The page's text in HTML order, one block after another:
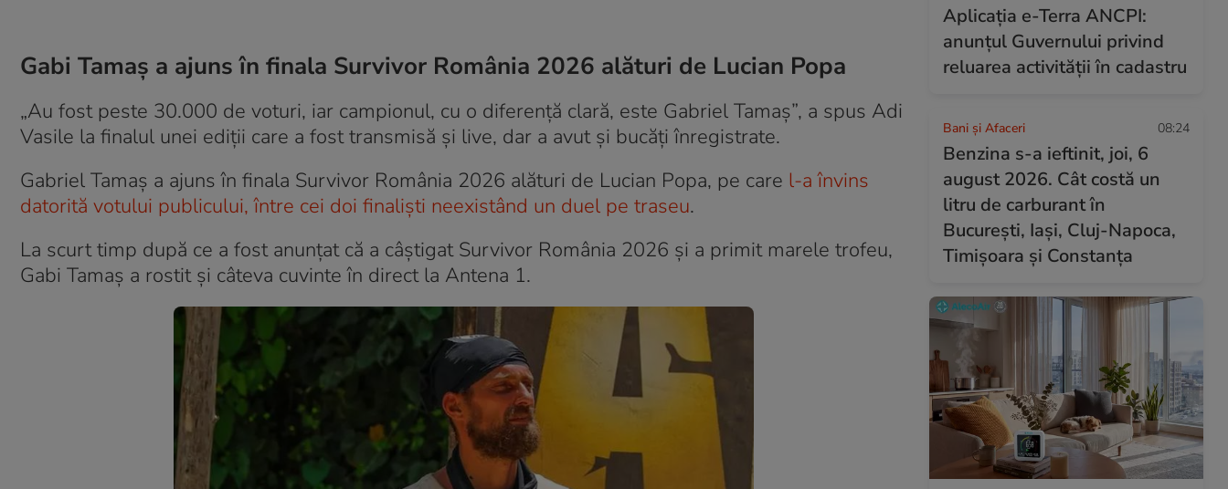
Gabi Tamaș a ajuns în finala Survivor România 2026 alături de Lucian Popa
„Au fost peste 30.000 de voturi, iar campionul, cu o diferență clară, este Gabriel Tamaș”, a spus Adi
Vasile la finalul unei ediții care a fost transmisă și live, dar a avut și bucăți înregistrate.
Gabriel Tamaș a ajuns în finala Survivor România 2026 alături de Lucian Popa, pe care l-a învins
datorită votului publicului, între cei doi finaliști neexistând un duel pe traseu.
La scurt timp după ce a fost anunțat că a câștigat Survivor România 2026 și a primit marele trofeu,
Gabi Tamaș a rostit și câteva cuvinte în direct la Antena 1.
Aplicația e-Terra ANCPI:
anunțul Guvernului privind
reluarea activității în cadastru
Bani și Afaceri 08:24
Benzina s-a ieftinit, joi, 6
august 2026. Cât costă un
litru de carburant în
București, Iași, Cluj-Napoca,
Timișoara și Constanța